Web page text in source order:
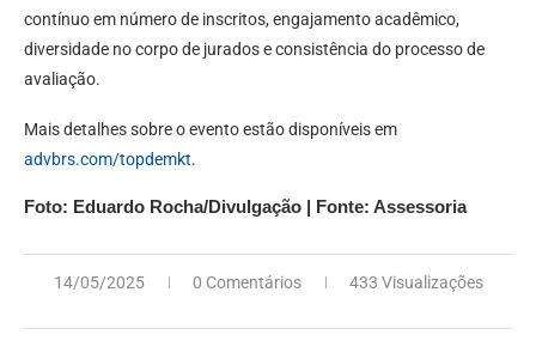
contínuo em número de inscritos, engajamento acadêmico,
diversidade no corpo de jurados e consistência do processo de
avaliação.
Mais detalhes sobre o evento estão disponíveis em
advbrs.com/topdemkt.
Foto: Eduardo Rocha/Divulgação | Fonte: Assessoria
14/05/2025 0 Comentários 433 Visualizações